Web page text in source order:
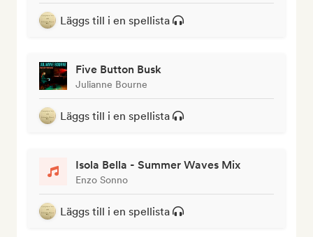
Läggs till i en spellista
Five Button Busk
Julianne Bourne
Läggs till i en spellista
Isola Bella - Summer Waves Mix
Enzo Sonno
Läggs till i en spellista